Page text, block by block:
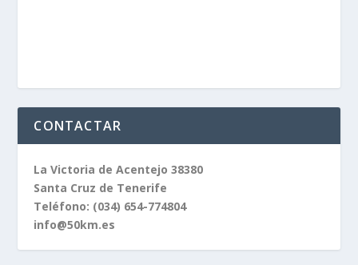
CONTACTAR
La Victoria de Acentejo 38380
Santa Cruz de Tenerife
Teléfono: (034) 654-774804
info@50km.es